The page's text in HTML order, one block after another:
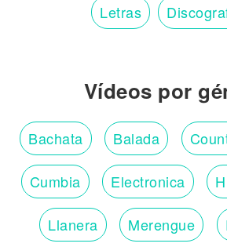
Letras
Vídeos por
Bachata Balada
Cumbia Electronica
Llanera Merengue